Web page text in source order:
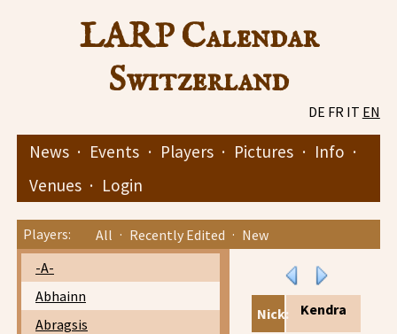
LARP Calendar
Switzerland
DE FR IT EN
News · Events · Players · Pictures · Info ·
Venues · Login
Players: All · Recently Edited · New
-A-
Abhainn
Abragsis
Nick: Kendra